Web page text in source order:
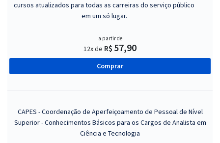
cursos atualizados para todas as carreiras do serviço público
em um só lugar.
a partir de
12x de R$ 57,90
Comprar
CAPES - Coordenação de Aperfeiçoamento de Pessoal de Nível
Superior - Conhecimentos Básicos para os Cargos de Analista em
Ciência e Tecnologia